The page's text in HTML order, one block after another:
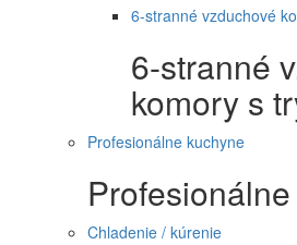
6-stranné vzduchové
6-stranné
komory s
Profesionálne kuchyne
Chladenie / kúrenie